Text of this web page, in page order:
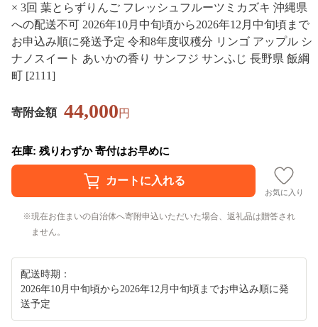
× 3回 葉とらずりんご フレッシュフルーツミカズキ 沖縄県
への配送不可 2026年10月中旬頃から2026年12月中旬頃まで
お申込み順に発送予定 令和8年度収穫分 リンゴ アップル シ
ナノスイート あいかの香り サンフジ サンふじ 長野県 飯綱
町 [2111]
寄附金額 44,000円
在庫: 残りわずか 寄付はお早めに
お気に入り
現在お住まいの自治体へ寄附申込いただいた場合、返礼品は贈答され
ません。
配送時期：
2026年10月中旬頃から2026年12月中旬頃までお申込み順に発
送予定